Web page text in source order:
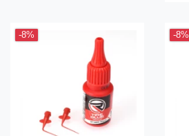
-8% -8%